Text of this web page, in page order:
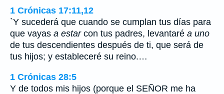
1 Crónicas 17:11,12
`Y sucederá que cuando se cumplan tus días para
que vayas a estarcon tus padres, levantaré a uno
de tus descendientes después de ti, que será de
tus hijos; y estableceré su reino.…
1 Crónicas 28:5
Y de todos mis hijos (porque el SEÑOR me ha